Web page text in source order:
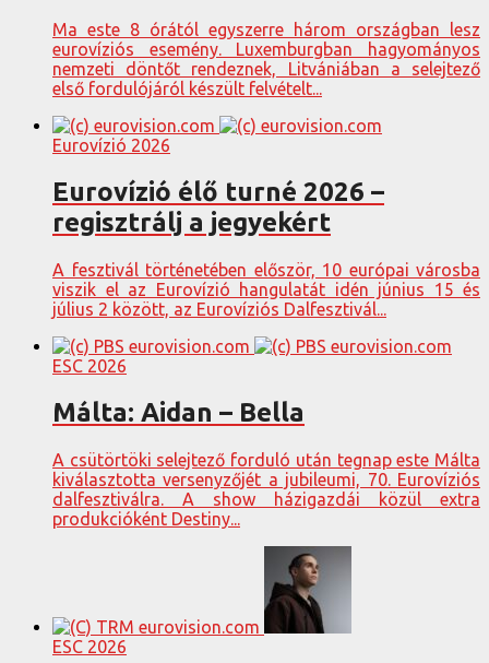
Ma este 8 órától egyszerre három országban lesz
eurovíziós esemény. Luxemburgban hagyományos
nemzeti döntőt rendeznek, Litvániában a selejtező
első fordulójáról készült felvételt...
Eurovízió 2026
Eurovízió élő turné 2026 –
regisztrálj a jegyekért
A fesztivál történetében először, 10 európai városba
viszik el az Eurovízió hangulatát idén június 15 és
július 2 között, az Eurovíziós Dalfesztivál...
ESC 2026
Málta: Aidan – Bella
A csütörtöki selejtező forduló után tegnap este Málta
kiválasztotta versenyzőjét a jubileumi, 70. Eurovíziós
dalfesztiválra. A show házigazdái közül extra
produkcióként Destiny...
ESC 2026